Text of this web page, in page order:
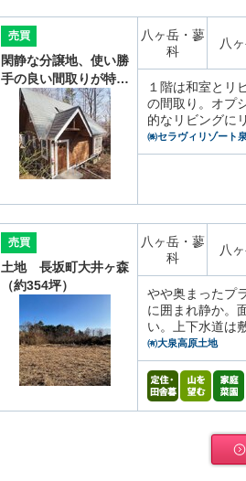
売買
閑静な分譲地、使い勝
手の良い間取りが特…
八ヶ岳・蓼
科
八
１階は和室とリ
の間取り。オプ
的なリビングに
㈱セラヴィリゾート
売買
土地 長坂町大井ヶ森
（約354坪）
八ヶ岳・蓼
科
八
やや奥まったプ
に囲まれ静か。
い。上下水道は
㈲大泉高原土地